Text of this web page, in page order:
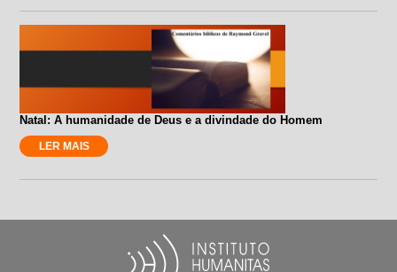
Natal: A humanidade de Deus e a divindade do Homem
LER MAIS